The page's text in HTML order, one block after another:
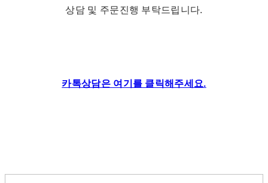
상담 및 주문진행 부탁드립니다.
카톡상담은 여기를 클릭해주세요.